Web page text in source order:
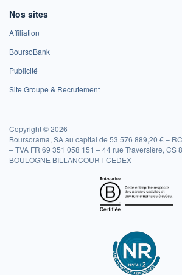
Nos sites
Affiliation
BoursoBank
Publicité
Site Groupe & Recrutement
Copyright © 2026
Boursorama, SA au capital de 53 576 889,20 € –
– TVA FR 69 351 058 151 – 44 rue Traversière, CS
BOULOGNE BILLANCOURT CEDEX